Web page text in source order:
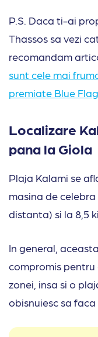
P.S. Daca ti-ai
Thassos sa vezi
recomandam
sunt cele mai
premiate Blue
Localizare
pana la Giola
Plaja Kalami se
masina de celebra
distanta) si la 8,5
In general,
compromis
zonei, insa si o
obisnuiesc sa faca